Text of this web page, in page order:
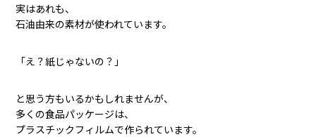
実はあれも、
石油由来の素材が使われています。
「え？紙じゃないの？」
と思う方もいるかもしれませんが、
多くの食品パッケージは、
プラスチックフィルムで作られています。